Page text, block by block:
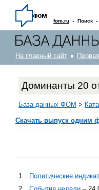
fom.ru · Поиск ·
На главный сайт
Доминанты 20
База данных ФОМ >
Скачать выпуск одним
1. Политические
2.
События недели –